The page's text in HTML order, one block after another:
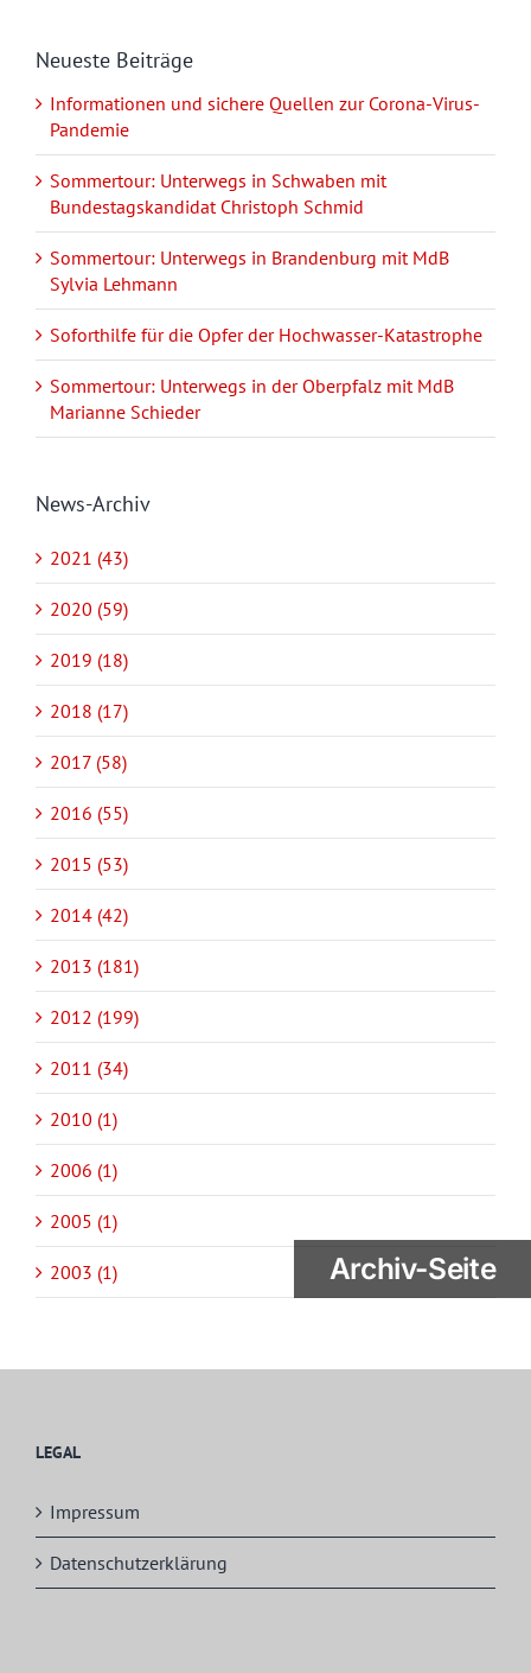
Neueste Beiträge
Informationen und sichere Quellen zur Corona-Virus-
Pandemie
Sommertour: Unterwegs in Schwaben mit
Bundestagskandidat Christoph Schmid
Sommertour: Unterwegs in Brandenburg mit MdB
Sylvia Lehmann
Soforthilfe für die Opfer der Hochwasser-Katastrophe
Sommertour: Unterwegs in der Oberpfalz mit MdB
Marianne Schieder
News-Archiv
2021 (43)
2020 (59)
2019 (18)
2018 (17)
2017 (58)
2016 (55)
2015 (53)
2014 (42)
2013 (181)
2012 (199)
2011 (34)
2010 (1)
2006 (1)
2005 (1)
2003 (1)
LEGAL
Impressum
Datenschutzerklärung
Archiv-Seite